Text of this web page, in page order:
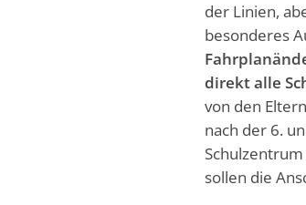
der Linien,
besonderes
direkt alle
von den
nach der 6.
sollen die